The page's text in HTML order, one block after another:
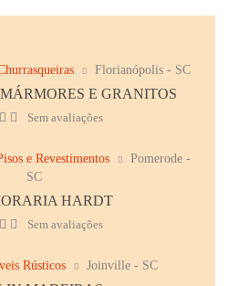
Florianópolis - SC
E GRANITOS
Sem avaliações
e Revestimentos
Pomerode -
SC
HARDT
Sem avaliações
Rústicos Joinville - SC